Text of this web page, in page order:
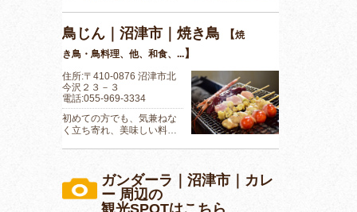
鳥じん｜沼津市｜焼き鳥 【焼
き鳥・鳥料理、他、和食、...】
住所:〒410-0876 沼津市北
今沢２３－３
電話:055-969-3334
初めての方でも、気兼ねな
く立ち寄れ、美味しい料…
ガンダーラ｜沼津市｜カレ
ー 周辺の
観光SPOTはこちら